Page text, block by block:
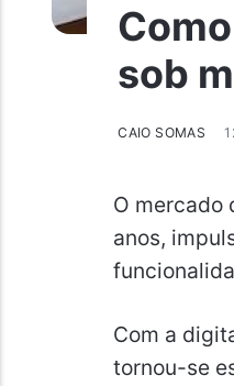
sob
CAIO SOMAS
O mercado
anos,
Com a
tornou-se